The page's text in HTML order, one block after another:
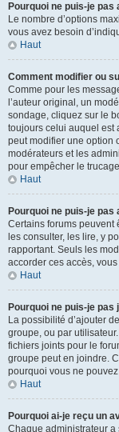
Pourquoi ne puis-je pas
Le nombre d’options
vous avez besoin
Haut
Comment modifier ou
Comme pour les
l’auteur original, un
sondage, cliquez sur le
toujours celui auquel est
peut modifier une option
modérateurs et les
pour empêcher le
Haut
Pourquoi ne puis-je
Certains forums peuvent
les consulter, les lire, y
rapportant. Seuls les
accorder ces accès,
Haut
Pourquoi ne puis-je
La possibilité d’ajouter
groupe, ou par
fichiers joints pour le
groupe peut en joindre.
pourquoi vous ne
Haut
Pourquoi ai-je reçu un
Chaque administrateur